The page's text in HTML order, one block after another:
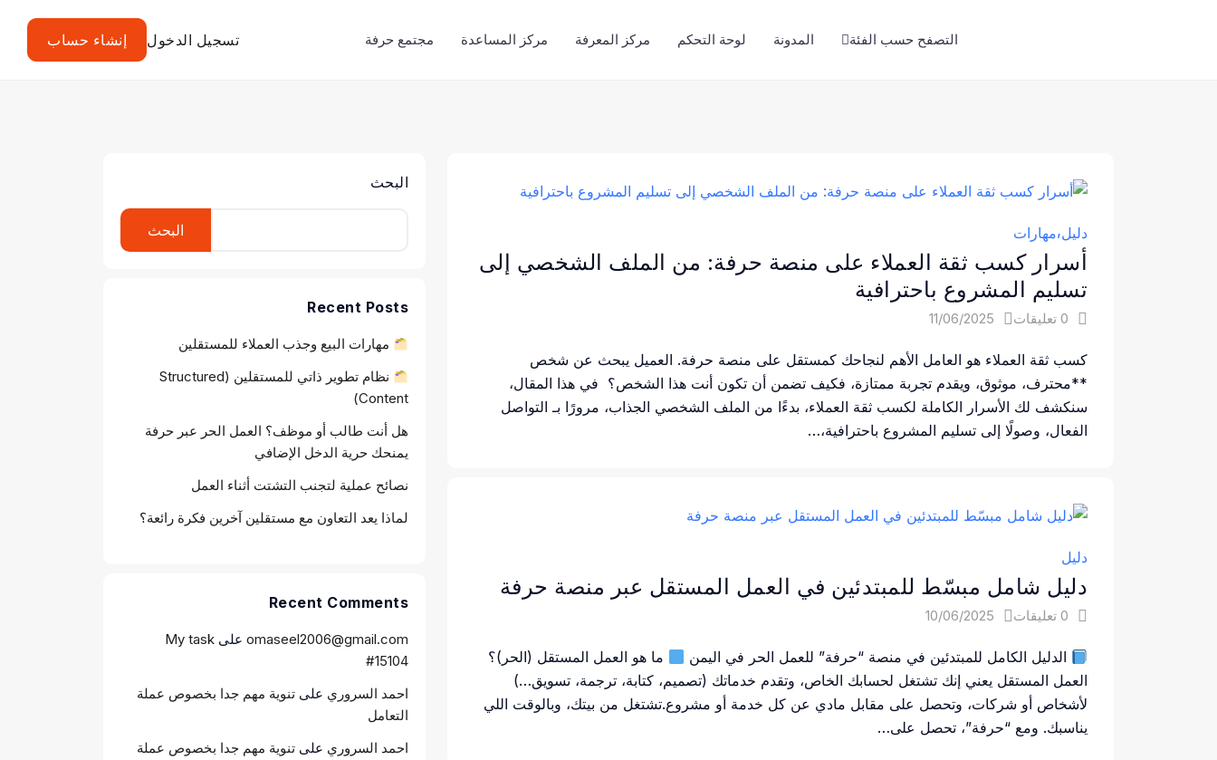
التصفح حسب الفئة المدونة لوحة التحكم مركز المعرفة مركز المساعدة مجتمع حرفة تسجيل الدخول إنشاء حساب
دليل مهارات
أسرار كسب ثقة العملاء على منصة حرفة: من الملف الشخصي إلى
تسليم المشروع باحترافية
0 تعليقات 11/06/2025
كسب ثقة العملاء هو العامل الأهم لنجاحك كمستقل على منصة حرفة. العميل يبحث عن شخص
**محترف، موثوق، ويقدم تجربة ممتازة، فكيف تضمن أن تكون أنت هذا الشخص؟ في هذا المقال،
سنكشف لك الأسرار الكاملة لكسب ثقة العملاء، بدءًا من الملف الشخصي الجذاب، مرورًا بـ التواصل
الفعال، وصولًا إلى تسليم المشروع باحترافية،…
دليل
دليل شامل مبسّط للمبتدئين في العمل المستقل عبر منصة حرفة
0 تعليقات 10/06/2025
الدليل الكامل للمبتدئين في منصة “حرفة” للعمل الحر في اليمن
ما هو العمل المستقل (الحر)؟
العمل المستقل يعني إنك تشتغل لحسابك الخاص، وتقدم خدماتك (تصميم، كتابة، ترجمة، تسويق…)
لأشخاص أو شركات، وتحصل على مقابل مادي عن كل خدمة أو مشروع.تشتغل من بيتك، وبالوقت اللي
يناسبك. ومع “حرفة”، تحصل على…
البحث
البحث
Recent Posts
مهارات البيع وجذب العملاء للمستقلين
نظام تطوير ذاتي للمستقلين (Structured
Content)
هل أنت طالب أو موظف؟ العمل الحر عبر حرفة
يمنحك حرية الدخل الإضافي
نصائح عملية لتجنب التشتت أثناء العمل
لماذا يعد التعاون مع مستقلين آخرين فكرة رائعة؟
Recent Comments
omaseel2006@gmail.com على My task
#15104
احمد السروري على تنوية مهم جدا بخصوص عملة
التعامل
احمد السروري على تنوية مهم جدا بخصوص عملة